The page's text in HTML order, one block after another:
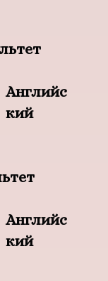
Английс
кий
Английс
кий